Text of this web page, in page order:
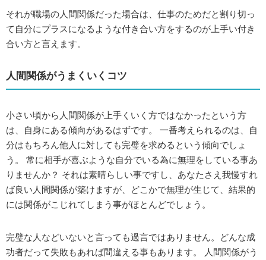
それが職場の人間関係だった場合は、仕事のためだと割り切っ
て自分にプラスになるような付き合い方をするのが上手い付き
合い方と言えます。
人間関係がうまくいくコツ
小さい頃から人間関係が上手くいく方ではなかったという方
は、自身にある傾向があるはずです。 一番考えられるのは、自
分はもちろん他人に対しても完璧を求めるという傾向でしょ
う。 常に相手が喜ぶような自分でいる為に無理をしている事あ
りませんか？ それは素晴らしい事ですし、あなたさえ我慢すれ
ば良い人間関係が築けますが、どこかで無理が生じて、結果的
には関係がこじれてしまう事がほとんどでしょう。
完璧な人などいないと言っても過言ではありません。どんな成
功者だって失敗もあれば間違える事もあります。 人間関係がう